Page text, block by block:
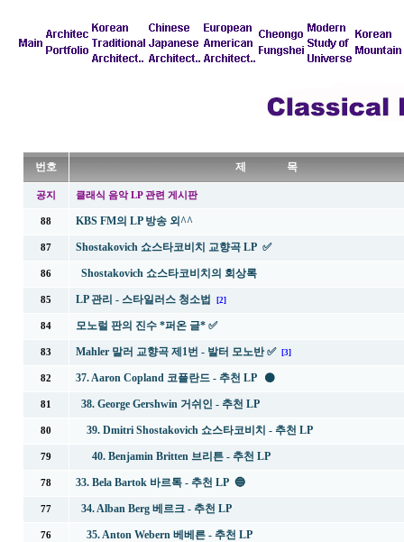
번호 제 목
공지 클래식 음악 LP 관련 게시판
88 KBS FM의 LP 방송 외^^
87 Shostakovich 쇼스타코비치 교향곡 LP ✅
86 Shostakovich 쇼스타코비치의 회상록
85 LP 관리 - 스타일러스 청소법 [2]
84 모노럴 판의 진수 *퍼온 글* ✅
83 Mahler 말러 교향곡 제1번 - 발터 모노반 ✅ [3]
82 37. Aaron Copland 코플란드 - 추천 LP ⚫
81 38. George Gershwin 거쉬인 - 추천 LP
80 39. Dmitri Shostakovich 쇼스타코비치 - 추천 LP
79 40. Benjamin Britten 브리튼 - 추천 LP
78 33. Bela Bartok 바르톡 - 추천 LP 🔵
77 34. Alban Berg 베르크 - 추천 LP
76 35. Anton Webern 베베른 - 추천 LP